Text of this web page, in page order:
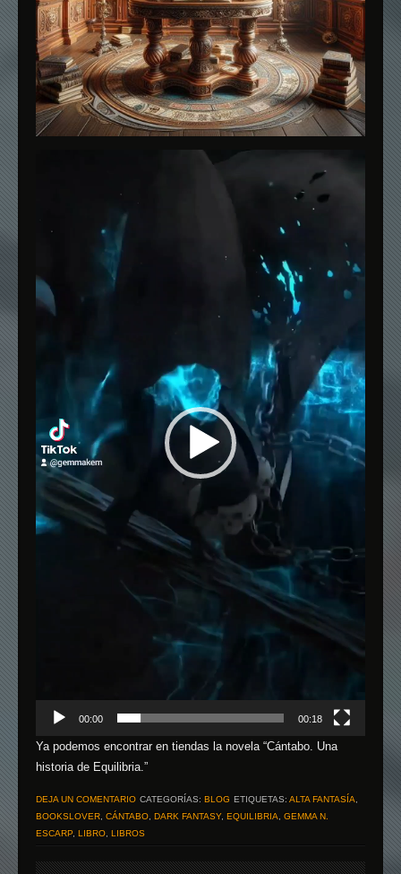
00:00 00:18
Ya podemos encontrar en tiendas la novela “Cántabo. Una
historia de Equilibria.”
DEJA UN COMENTARIO CATEGORÍAS: BLOG ETIQUETAS: ALTA FANTASÍA
BOOKSLOVER CÁNTABO DARK FANTASY, EQUILIBRIA
GEMMA N.
ESCARP, LIBRO LIBROS